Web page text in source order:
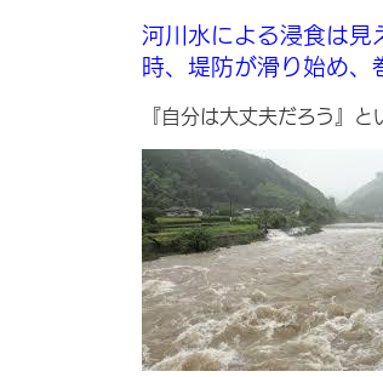
河川水による浸食は見
時、堤防が滑り始め、
『自分は大丈夫だろう』